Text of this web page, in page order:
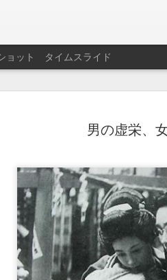
男の虚栄、
ョット タイムスライド